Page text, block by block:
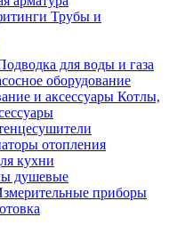
Трубы и
для воды и газа
оборудование
Котлы,
отопления
кухни
душевые
приборы